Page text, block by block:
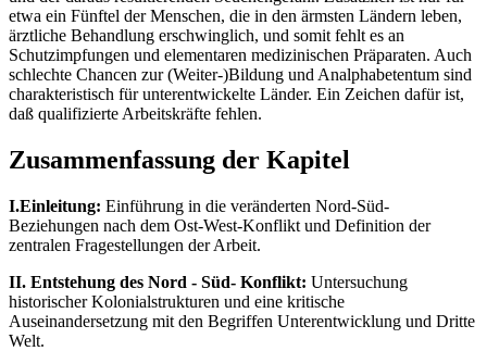
etwa ein Fünftel der Menschen, die in den ärmsten Ländern leben,
ärztliche Behandlung erschwinglich, und somit fehlt es an
Schutzimpfungen und elementaren medizinischen Präparaten. Auch
schlechte Chancen zur (Weiter-)Bildung und Analphabetentum sind
charakteristisch für unterentwickelte Länder. Ein Zeichen dafür ist,
daß qualifizierte Arbeitskräfte fehlen.
Zusammenfassung der Kapitel
I.Einleitung: Einführung in die veränderten Nord-Süd-
Beziehungen nach dem Ost-West-Konflikt und Definition der
zentralen Fragestellungen der Arbeit.
II. Entstehung des Nord - Süd- Konflikt: Untersuchung
historischer Kolonialstrukturen und eine kritische
Auseinandersetzung mit den Begriffen Unterentwicklung und Dritte
Welt.